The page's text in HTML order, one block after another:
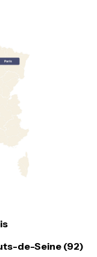
de-Seine (92)